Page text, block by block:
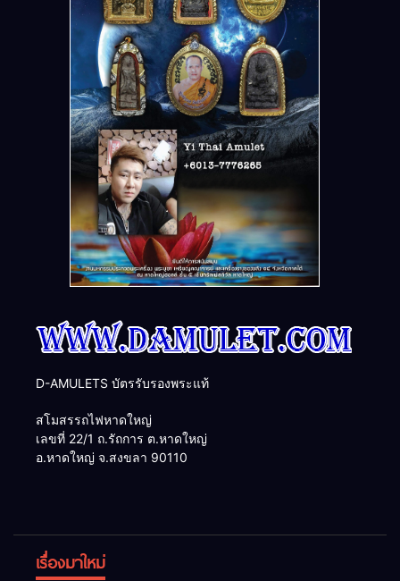
D-AMULETS บัตรรับรองพระแท้
สโมสรรถไฟหาดใหญ่
เลขที่ 22/1 ถ.รัถการ ต.หาดใหญ่
อ.หาดใหญ่ จ.สงขลา 90110
เรื่องมาใหม่